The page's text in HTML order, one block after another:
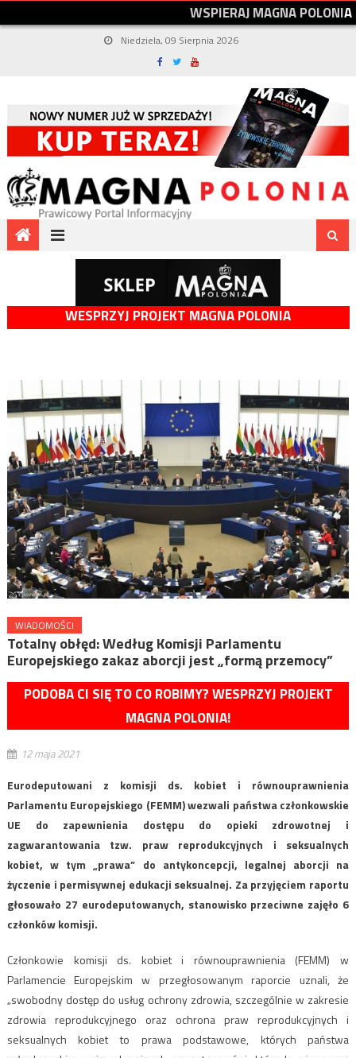
WSPIERAJMAGNAPOLONIA
Niedziela, 09 Sierpnia 2026
WESPRZYJ PROJEKT MAGNA POLONIA
WIADOMOŚCI
Totalny obłęd: Według Komisji Parlamentu
Europejskiego zakaz aborcji jest „formą przemocy”
PODOBA CI SIĘ TO CO ROBIMY? WESPRZYJ PROJEKT
MAGNA POLONIA!
12 maja 2021
Eurodeputowani z komisji ds. kobiet i równouprawnienia
Parlamentu Europejskiego (FEMM) wezwali państwa członkowskie
UE do zapewnienia dostępu do opieki zdrowotnej i
zagwarantowania tzw. praw reprodukcyjnych i seksualnych
kobiet, w tym „prawa” do antykoncepcji, legalnej aborcji na
życzenie i permisywnej edukacji seksualnej. Za przyjęciem raportu
głosowało 27 eurodeputowanych, stanowisko przeciwne zajęło 6
członków komisji.
Członkowie komisji ds. kobiet i równouprawnienia (FEMM) w
Parlamencie Europejskim w przegłosowanym raporcie uznali, że
„swobodny dostęp do usług ochrony zdrowia, szczególnie w zakresie
zdrowia reprodukcyjnego oraz ochrona praw reprodukcyjnych i
seksualnych kobiet to prawa podstawowe, których państwa